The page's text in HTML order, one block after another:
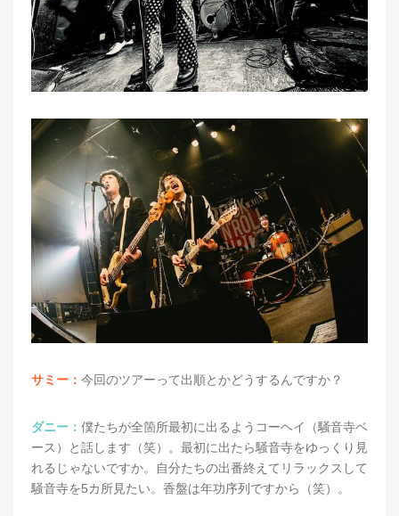
サミー： 今回のツアーって出順とかどうするんですか？
ダニー： 僕たちが全箇所最初に出るようコーヘイ（騒音寺ベ
ース）と話します（笑）。最初に出たら騒音寺をゆっくり見
れるじゃないですか。自分たちの出番終えてリラックスして
騒音寺を5カ所見たい。香盤は年功序列ですから（笑）。